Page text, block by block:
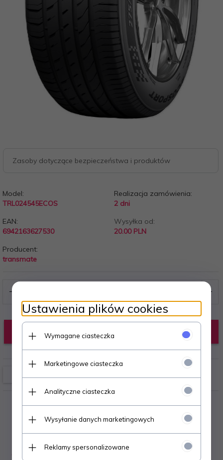
Zasoby dotyczące bezpieczeństwa i produktów
Model:
TRL024545ECOS
Realizacja zamówienia:
2 dni
EAN:
6942163627530
Wysyłka od:
20.00 PLN
Producent:
transmate
KUP TERAZ!
OPIS PRODUKTU
Ustawienia plików cookies
Wymagane ciasteczka
Marketingowe ciasteczka
Analityczne ciasteczka
Wysyłanie danych marketingowych
Reklamy spersonalizowane